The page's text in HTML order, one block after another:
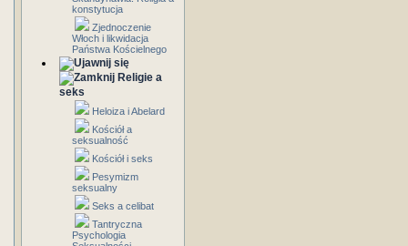
konstytucja
Zjednoczenie
Włoch i likwidacja
Państwa Kościelnego
Religie a
seks
Heloiza i Abelard
Kościół a
seksualność
Kościół i seks
Pesymizm
seksualny
Seks a celibat
Tantryczna
Psychologia